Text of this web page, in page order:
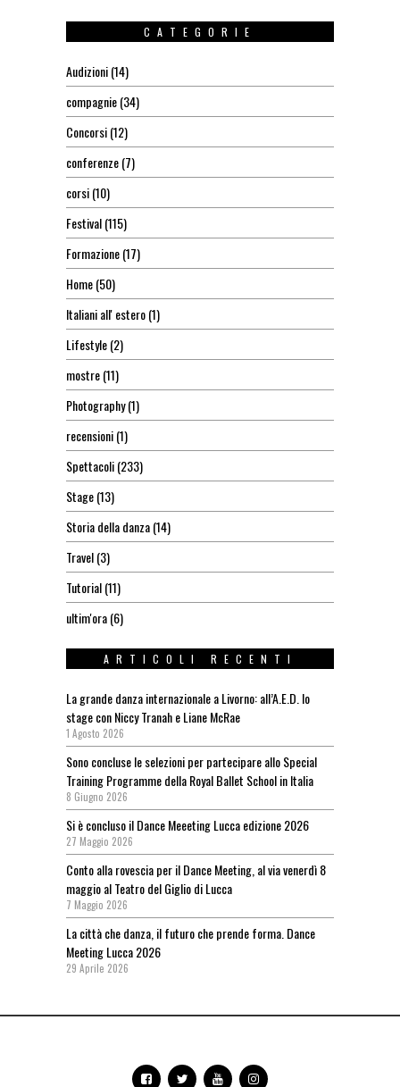
CATEGORIE
Audizioni(14)
compagnie(34)
Concorsi(12)
conferenze(7)
corsi(10)
Festival(115)
Formazione(17)
Home(50)
Italiani all' estero(1)
Lifestyle(2)
mostre(11)
Photography(1)
recensioni(1)
Spettacoli(233)
Stage(13)
Storia della danza(14)
Travel(3)
Tutorial(11)
ultim'ora(6)
ARTICOLI RECENTI
La grande danza internazionale a Livorno: all’A.E.D. lo
stage con Niccy Tranah e Liane McRae
1 Agosto 2026
Sono concluse le selezioni per partecipare allo Special
Training Programme della Royal Ballet School in Italia
8 Giugno 2026
Si è concluso il Dance Meeeting Lucca edizione 2026
27 Maggio 2026
Conto alla rovescia per il Dance Meeting, al via venerdì 8
maggio al Teatro del Giglio di Lucca
7 Maggio 2026
La città che danza, il futuro che prende forma. Dance
Meeting Lucca 2026
29 Aprile 2026